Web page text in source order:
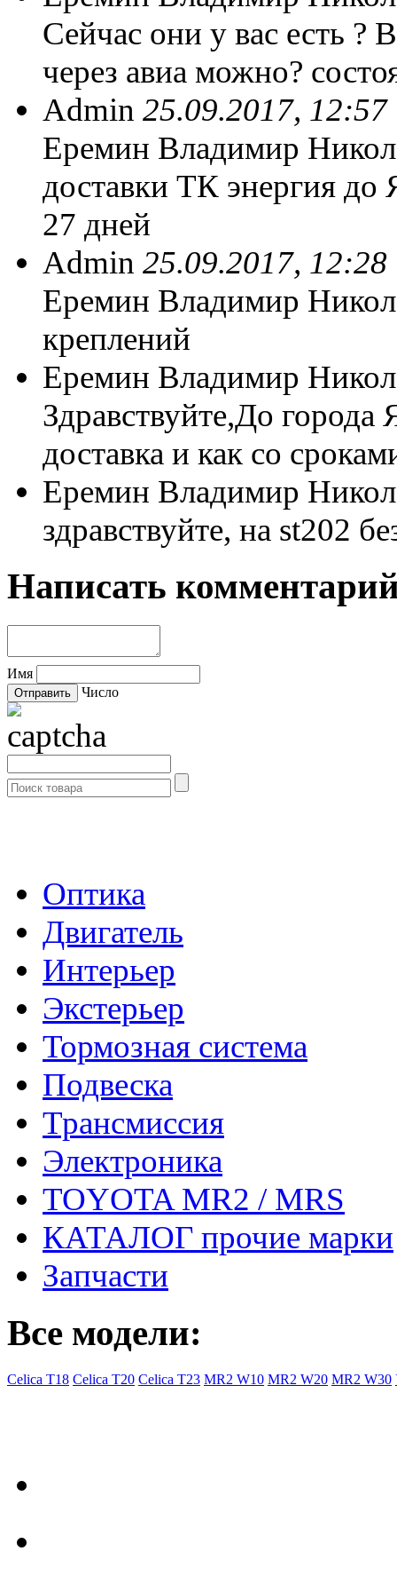
Сейчас они у вас есть ?
через авиа можно?
Admin 25.09.2017, 12:57
Еремин Владимир
доставки ТК энергия до
27 дней
Admin 25.09.2017, 12:28
Еремин Владимир
креплений
Еремин Владимир
Здравствуйте,До города
доставка и как со
Еремин Владимир
здравствуйте, на st202
Написать
Имя
Число
Оптика
Двигатель
Интерьер
Экстерьер
Тормозная система
Подвеска
Трансмиссия
Электроника
TOYOTA MR2 / MRS
КАТАЛОГ прочие марки
Запчасти
Все модели:
Celica T18 Celica T20 Celica T23 MR2 W10 MR2 W20 MR2 W30